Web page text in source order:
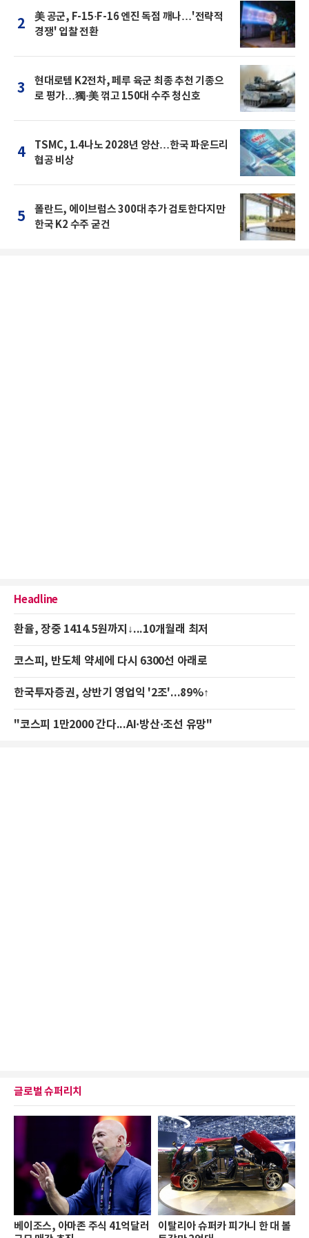
2
美 공군, F-15·F-16 엔진 독점 깨나…'전략적
경쟁' 입찰 전환
3
현대로템 K2전차, 페루 육군 최종 추천 기종으
로 평가…獨·美 꺾고 150대 수주 청신호
4
TSMC, 1.4나노 2028년 양산…한국 파운드리
협공 비상
5
폴란드, 에이브럼스 300대 추가 검토한다지만
한국 K2 수주 굳건
Headline
환율, 장중 1414.5원까지↓...10개월래 최저
코스피, 반도체 약세에 다시 6300선 아래로
한국투자증권, 상반기 영업익 '2조'...89%↑
"코스피 1만2000 간다...AI·방산·조선 유망"
글로벌 슈퍼리치
베이조스, 아마존 주식 41억달러
이탈리아 슈퍼카 피가니 한 대 볼